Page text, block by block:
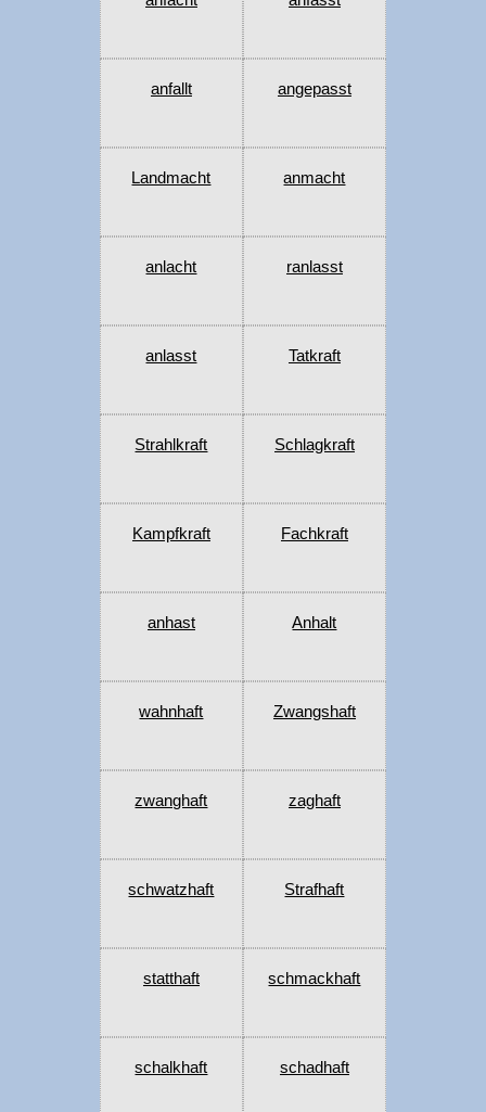
anfallt angepasst
Landmacht anmacht
anlacht ranlasst
anlasst Tatkraft
Strahlkraft Schlagkraft
Kampfkraft Fachkraft
anhast Anhalt
wahnhaft Zwangshaft
zwanghaft zaghaft
schwatzhaft Strafhaft
statthaft schmackhaft
schalkhaft schadhaft